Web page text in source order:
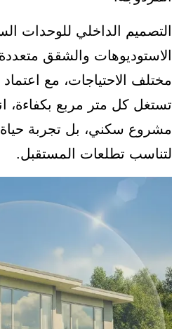
التصميم الداخلي للوحدات
الاستوديوهات والشقق
مختلف الاحتياجات، مع
تستغل كل متر مربع بكفاءة،
مشروع سكني، بل تجربة
لتناسب تطلعات المستقبل.